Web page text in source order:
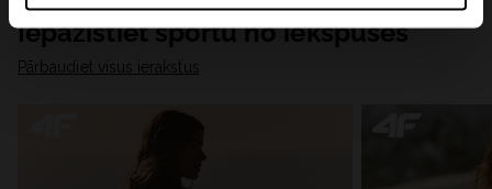
( piem. socialos tīklus). Detalizētu informāciju var atrast
mūsu Privātuma politikā un sadaļā "Detaļas".
Iepazīstiet sportu no iekšpuses
Pārbaudiet visus ierakstus